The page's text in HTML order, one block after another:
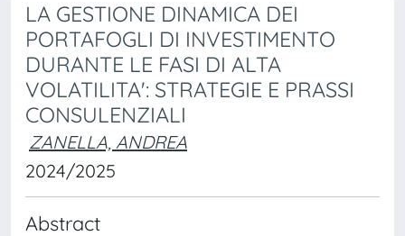
LA GESTIONE DINAMICA DEI
PORTAFOGLI DI INVESTIMENTO
DURANTE LE FASI DI ALTA
VOLATILITA': STRATEGIE E PRASSI
CONSULENZIALI
ZANELLA, ANDREA
2024/2025
Abstract